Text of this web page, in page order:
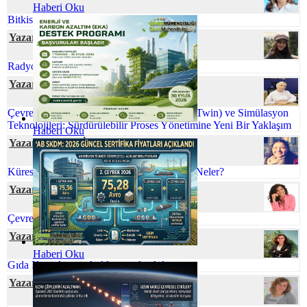
Haberi Oku
Haberi Oku
Haberi Oku
Bitkisel Atık Yağlar
Yazar Ecem GÜNEY
Radyoaktif Atık Yönetimi
Yazar Tuğba KAKTİMUR
Çevre Mühendisliğinde Dijital İkiz (Digital Twin) ve Simülasyon
Teknolojileri: Sürdürülebilir Proses Yönetimine Yeni Bir Yaklaşım
Yazar Gamze CİVELEK
Küreselleşen Dünyamızda Çevre Sorunları Neler?
Yazar Dilek AŞAN
Çevre Mühendisliği ve İklim Değişikliği
Yazar Dr. Hülya GÜNAY
Gıda Kayıpları ve Atıklarının Azaltılması
Yazar Neslihan BOYACILAR